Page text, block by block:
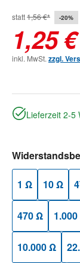
statt1,56 €* -20%
1,25 €
inkl. MwSt. zzgl.
Lieferzeit 2-5
1 Ω 10 Ω
470 Ω
10.000 Ω